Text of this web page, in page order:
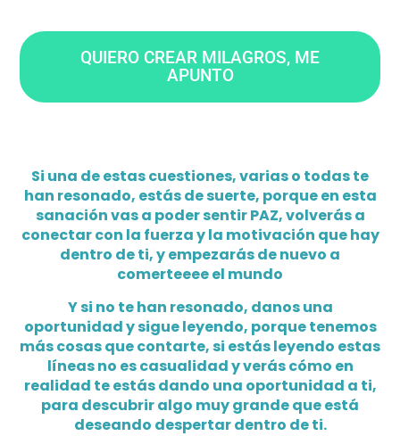
QUIERO CREAR MILAGROS, ME
APUNTO
Si una de estas cuestiones, varias o todas te
han resonado, estás de suerte, porque en esta
sanación vas a poder sentir PAZ, volverás a
conectar con la fuerza y la motivación que hay
dentro de ti, y empezarás de nuevo a
comerteeee el mundo
Y si no te han resonado, danos una
oportunidad y sigue leyendo, porque tenemos
más cosas que contarte, si estás leyendo estas
líneas no es casualidad y verás cómo en
realidad te estás dando una oportunidad a ti,
para descubrir algo muy grande que está
deseando despertar dentro de ti.